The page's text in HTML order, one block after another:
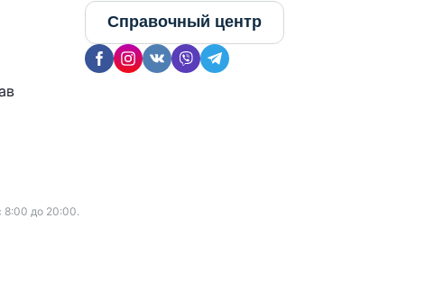
8:00 до 20:00.
Справочный центр